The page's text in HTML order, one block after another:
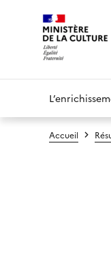
Accueil